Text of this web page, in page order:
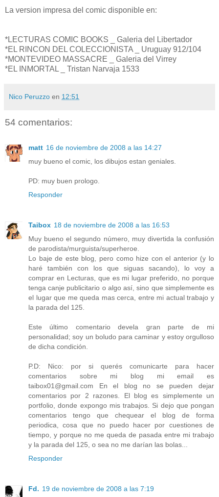
La version impresa del comic disponible en:
*LECTURAS COMIC BOOKS _ Galeria del Libertador
*EL RINCON DEL COLECCIONISTA _ Uruguay 912/104
*MONTEVIDEO MASSACRE _ Galeria del Virrey
*EL INMORTAL _ Tristan Narvaja 1533
Nico Peruzzo en 12:51
54 comentarios:
matt 16 de noviembre de 2008 a las 14:27
muy bueno el comic, los dibujos estan geniales.
PD: muy buen prologo.
Responder
Taibox 18 de noviembre de 2008 a las 16:53
Muy bueno el segundo número, muy divertida la confusión
de parodista/murguista/superheroe.
Lo baje de este blog, pero como hize con el anterior (y lo
haré también con los que siguas sacando), lo voy a
comprar en Lecturas, que es mi lugar preferido, no porque
tenga canje publicitario o algo así, sino que simplemente es
el lugar que me queda mas cerca, entre mi actual trabajo y
la parada del 125.
Este último comentario devela gran parte de mi
personalidad; soy un boludo para caminar y estoy orgulloso
de dicha condición.
P.D: Nico: por si querés comunicarte para hacer
comentarios sobre mi blog mi email es
taibox01@gmail.com En el blog no se pueden dejar
comentarios por 2 razones. El blog es simplemente un
portfolio, donde expongo mis trabajos. Si dejo que pongan
comentarios tengo que chequear el blog de forma
periodica, cosa que no puedo hacer por cuestiones de
tiempo, y porque no me queda de pasada entre mi trabajo
y la parada del 125, o sea no me darían las bolas...
Responder
Fd. 19 de noviembre de 2008 a las 7:19